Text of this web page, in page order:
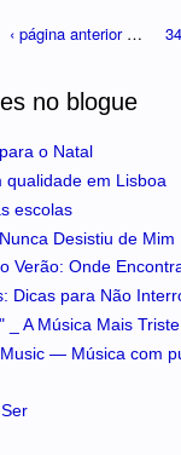
‹ página anterior … 34
no blogue
o Natal
qualidade em Lisboa
escolas
Desistiu de Mim
Verão: Onde
Dicas para Não
_ A Música Mais
— Música com